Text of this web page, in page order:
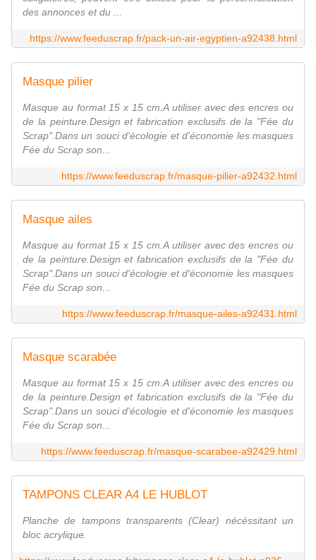
des annonces et du ...
https://www.feeduscrap.fr/pack-un-air-egyptien-a92438.html
Masque pilier
Masque au format 15 x 15 cm.A utiliser avec des encres ou
de la peinture.Design et fabrication exclusifs de la "Fée du
Scrap".Dans un souci d'écologie et d'économie les masques
Fée du Scrap son...
https://www.feeduscrap.fr/masque-pilier-a92432.html
Masque ailes
Masque au format 15 x 15 cm.A utiliser avec des encres ou
de la peinture.Design et fabrication exclusifs de la "Fée du
Scrap".Dans un souci d'écologie et d'économie les masques
Fée du Scrap son...
https://www.feeduscrap.fr/masque-ailes-a92431.html
Masque scarabée
Masque au format 15 x 15 cm.A utiliser avec des encres ou
de la peinture.Design et fabrication exclusifs de la "Fée du
Scrap".Dans un souci d'écologie et d'économie les masques
Fée du Scrap son...
https://www.feeduscrap.fr/masque-scarabee-a92429.html
TAMPONS CLEAR A4 LE HUBLOT
Planche de tampons transparents (Clear) nécéssitant un
bloc acrylique.